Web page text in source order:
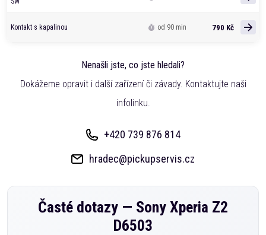
Kontakt s kapalinou od 90 min 790 Kč
Nenašli jste, co jste hledali?
Dokážeme opravit i další zařízení či závady. Kontaktujte naši
infolinku.
+420 739 876 814
hradec@pickupservis.cz
Časté dotazy — Sony Xperia Z2
D6503